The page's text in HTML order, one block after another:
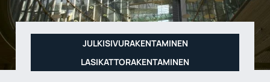
JULKISIVURAKENTAMINEN
LASIKATTORAKENTAMINEN